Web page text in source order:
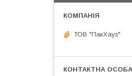
ТОВ "ПакХауз"